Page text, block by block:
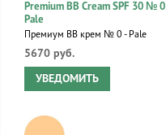
Premium BB Cream SPF 30 № 0
Pale
Премиум ВВ крем № 0 - Pale
5670 руб.
УВЕДОМИТЬ